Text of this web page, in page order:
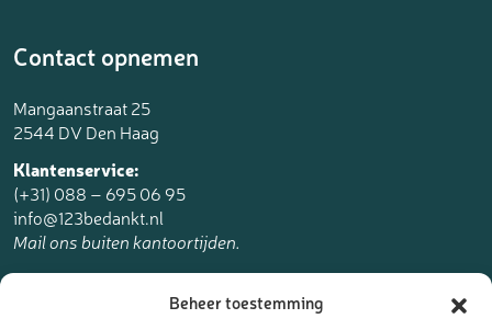
Beheer toestemming
Contact opnemen
Mangaanstraat 25
2544 DV Den Haag
Klantenservice:
(+31) 088 – 695 06 95
info@123bedankt.nl
Mail ons buiten kantoortijden.
123bedankt.nl is een onderdeel van